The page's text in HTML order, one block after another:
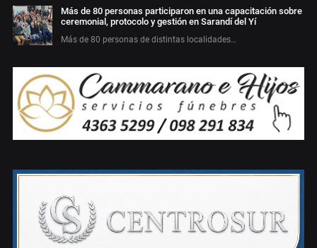
Más de 80 personas participaron en una capacitación sobre
ceremonial, protocolo y gestión en Sarandí del Yí
Más de 80 personas de distintas localidades…